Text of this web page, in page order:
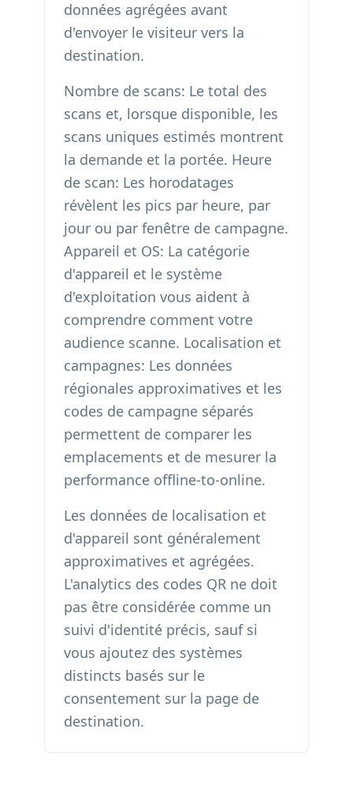
données agrégées avant
d'envoyer le visiteur vers la
destination.
Nombre de scans: Le total des
scans et, lorsque disponible, les
scans uniques estimés montrent
la demande et la portée. Heure
de scan: Les horodatages
révèlent les pics par heure, par
jour ou par fenêtre de campagne.
Appareil et OS: La catégorie
d'appareil et le système
d'exploitation vous aident à
comprendre comment votre
audience scanne. Localisation et
campagnes: Les données
régionales approximatives et les
codes de campagne séparés
permettent de comparer les
emplacements et de mesurer la
performance offline-to-online.
Les données de localisation et
d'appareil sont généralement
approximatives et agrégées.
L'analytics des codes QR ne doit
pas être considérée comme un
suivi d'identité précis, sauf si
vous ajoutez des systèmes
distincts basés sur le
consentement sur la page de
destination.